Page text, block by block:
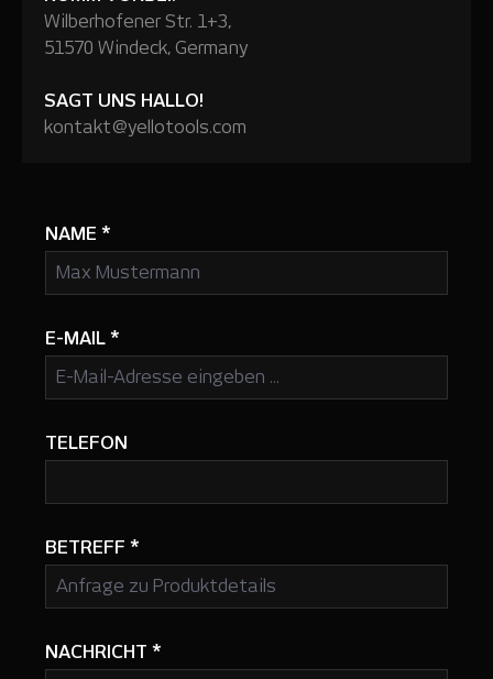
Wilberhofener Str. 1+3,
51570 Windeck, Germany
SAGT UNS HALLO!
kontakt@yellotools.com
NAME *
E-MAIL *
TELEFON
BETREFF *
NACHRICHT *